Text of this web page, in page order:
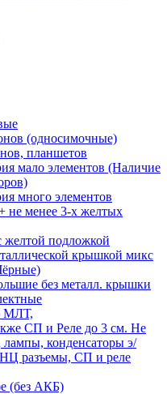
(односимочные)
планшетов
мало элементов (Наличие
много элементов
не менее 3-х желтых
желтой подложкой
крышкой микс
без металл. крышки
МЛТ,
СП и Реле до 3 см. Не
конденсаторы э/
разъемы, СП и реле
(без АКБ)